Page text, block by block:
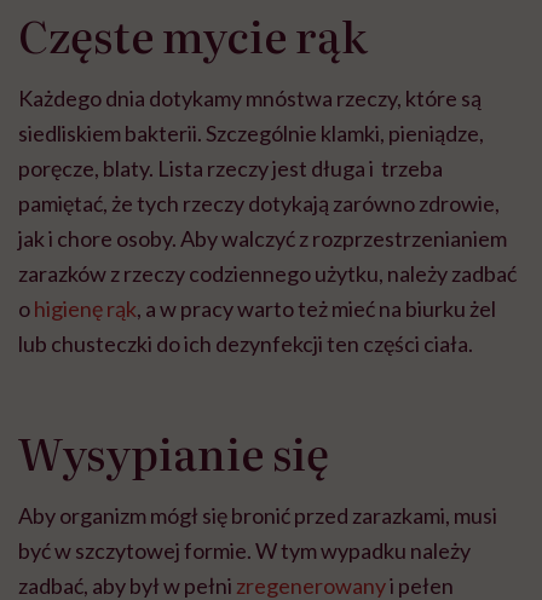
Częste mycie rąk
Każdego dnia dotykamy mnóstwa rzeczy, które są
siedliskiem bakterii. Szczególnie klamki, pieniądze,
poręcze, blaty. Lista rzeczy jest długa i trzeba
pamiętać, że tych rzeczy dotykają zarówno zdrowie,
jak i chore osoby. Aby walczyć z rozprzestrzenianiem
zarazków z rzeczy codziennego użytku, należy zadbać
ohigienę rąk, a w pracy warto też mieć na biurku żel
lub chusteczki do ich dezynfekcji ten części ciała.
Wysypianie się
Aby organizm mógł się bronić przed zarazkami, musi
być w szczytowej formie. W tym wypadku należy
zadbać, aby był w pełni zregenerowanyi pełen